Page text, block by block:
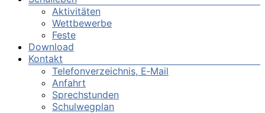
Aktivitäten
Wettbewerbe
Feste
Download
Kontakt
Telefonverzeichnis, E‑Mail
Anfahrt
Sprechstunden
Schulwegplan